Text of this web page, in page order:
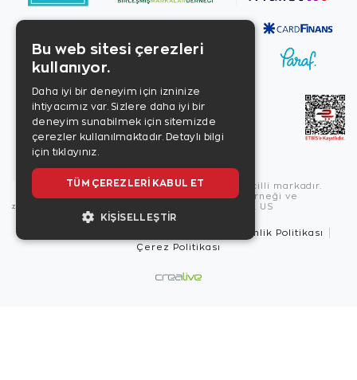
Copyright © 2026, Zen Diamond tescilli markadır.
Zen Diamond Birleşmiş Markalar Derneği ve
Turquality Destek Programı üyesidir. US
Güvenlik Politikası
Çerez Politikası
Bu web sitesi çerezleri
kullanıyor.
Daha iyi bir deneyim için izninize
ihtiyacımız var. Sizlere daha iyi bir
deneyim sunabilmek için sitemizde
çerezler kullanılmaktadır. Detaylı bilgi
için tıklayınız.
TÜM ÇEREZLERI KABUL ET
KIŞISELLEŞTIR